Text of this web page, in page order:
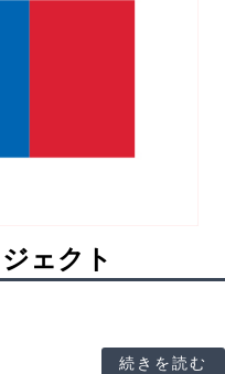
ェクト
続きを読む